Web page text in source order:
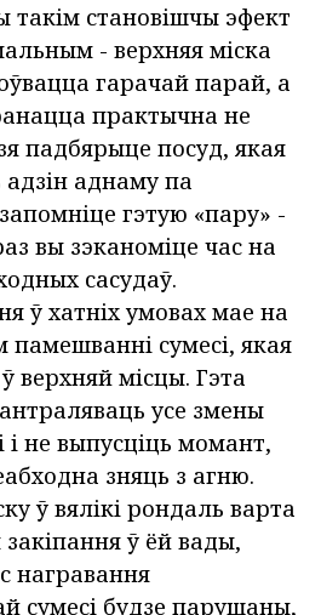
такім становішчы эфект
- верхняя міска
гарачай парай, а
практычна не
падбярыце посуд, якая
аднаму па
гэтую «пару» -
вы зэканоміце час на
сасудаў.
ў хатніх умовах мае на
памешванні сумесі, якая
верхняй місцы. Гэта
усе змены
і не выпусціць момант,
зняць з агню.
ў вялікі рондаль варта
закіпання ў ёй вады,
награвання
сумесі будзе парушаны,